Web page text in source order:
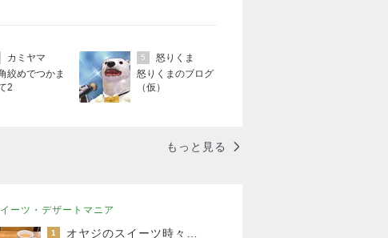
カミヤマ
絞めでつかま
2
5
怒りくま
怒りくまのブログ
（仮）
もっと見る
ーツ・デザートマニア
1